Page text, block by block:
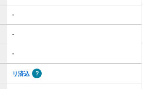
-
-
-
リ済込